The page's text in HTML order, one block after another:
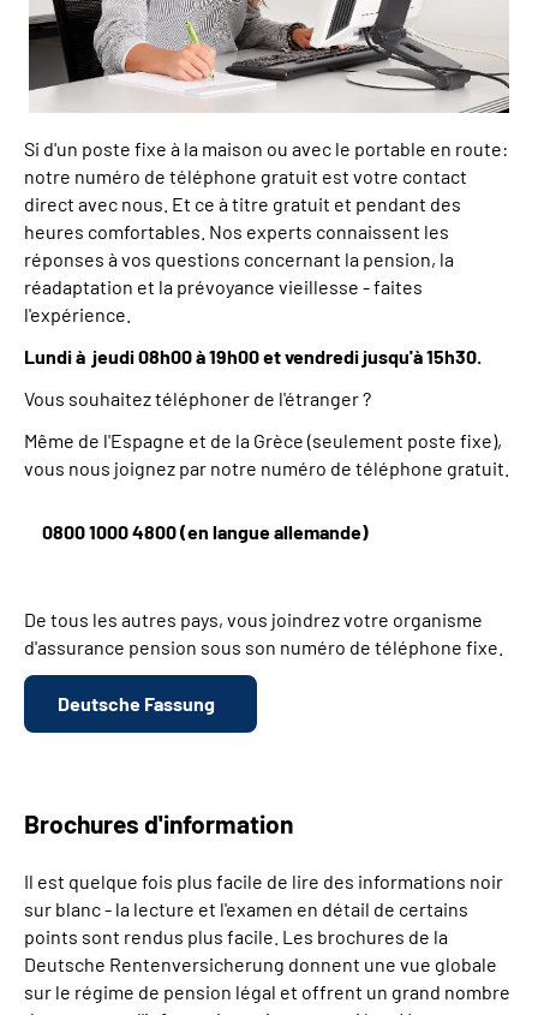
Si d'un poste fixe à la maison ou avec le portable en route:
notre numéro de téléphone gratuit est votre contact
direct avec nous. Et ce à titre gratuit et pendant des
heures comfortables. Nos experts connaissent les
réponses à vos questions concernant la pension, la
réadaptation et la prévoyance vieillesse - faites
l'expérience.
Lundi à jeudi 08h00 à 19h00 et vendredi jusqu'à 15h30.
Vous souhaitez téléphoner de l'étranger ?
Même de l'Espagne et de la Grèce (seulement poste fixe),
vous nous joignez par notre numéro de téléphone gratuit.
0800 1000 4800 (en langue allemande)
De tous les autres pays, vous joindrez votre organisme
d'assurance pension sous son numéro de téléphone fixe.
Deutsche Fassung
Brochures d'information
Il est quelque fois plus facile de lire des informations noir
sur blanc - la lecture et l'examen en détail de certains
points sont rendus plus facile. Les brochures de la
Deutsche Rentenversicherung donnent une vue globale
sur le régime de pension légal et offrent un grand nombre